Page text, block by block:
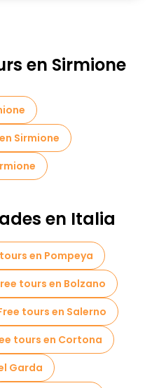
en Sirmione
Sirmione
en Italia
en Pompeya
tours en Bolzano
tours en Salerno
tours en Cortona
Garda